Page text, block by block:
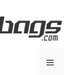
Menu